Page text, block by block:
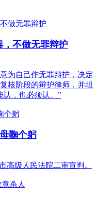
，不做无罪辩护
为自己作无罪辩护，决定
核阶段的辩护律师，并坦
认，也必须认。”
鞠个躬
高级人民法院二审宣判。